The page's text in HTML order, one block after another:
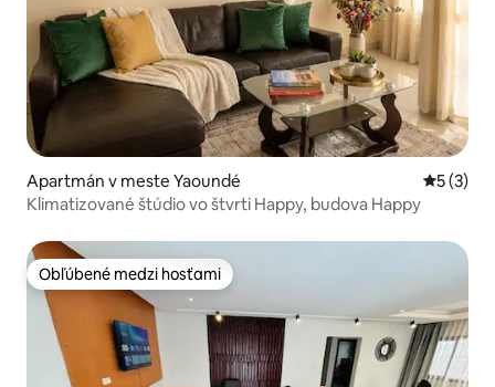
Apartmán v meste Yaoundé
5 (3)
Klimatizované štúdio vo štvrti Happy, budova Happy
Obľúbené medzi hosťami
Obľúbené medzi hosťami